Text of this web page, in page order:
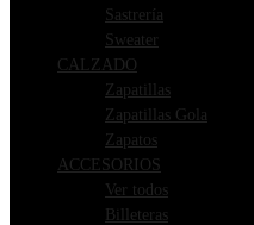
Sastrería
Sweater
CALZADO
Zapatillas
Zapatillas Gola
Zapatos
ACCESORIOS
Ver todos
Billeteras